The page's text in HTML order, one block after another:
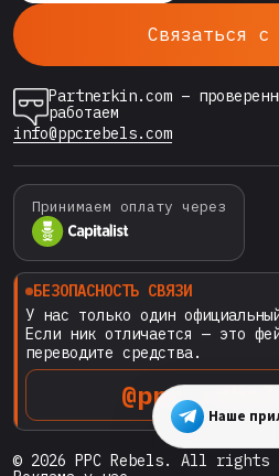
Tbilisi 2025 15–16TBILISI
ПРАВИЛА
IGAMING
МАРКЕТИНГЕ
PPC
REBELS
ТЕПЕРЬ
НЕ
ОСТАНОВИТЬ)
Связаться с
Partnerkin.com –
работаем
info@ppcrebels.com
Принимаем оплату через
БЕЗОПАСНОСТЬ СВЯЗИ
У нас только один
Если ник отличается — это
переводите средства.
© 2026 PPC Rebels. All rights
Наше